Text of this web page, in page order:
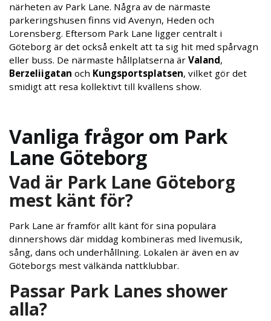
närheten av Park Lane. Några av de närmaste
parkeringshusen finns vid Avenyn, Heden och
Lorensberg. Eftersom Park Lane ligger centralt i
Göteborg är det också enkelt att ta sig hit med spårvagn
eller buss. De närmaste hållplatserna är Valand,
Berzeliigatan och Kungsportsplatsen, vilket gör det
smidigt att resa kollektivt till kvällens show.
Vanliga frågor om Park
Lane Göteborg
Vad är Park Lane Göteborg
mest känt för?
Park Lane är framför allt känt för sina populära
dinnershows där middag kombineras med livemusik,
sång, dans och underhållning. Lokalen är även en av
Göteborgs mest välkända nattklubbar.
Passar Park Lanes shower
alla?